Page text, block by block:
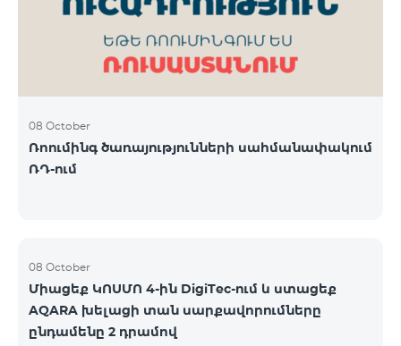
08 October
Ռոումինգ ծառայությունների սահմանափակում
ՌԴ-ում
08 October
Միացեք ԿՈՍՄՈ 4-ին DigiTec-ում և ստացեք
AQARA խելացի տան սարքավորումները
ընդամենը 2 դրամով